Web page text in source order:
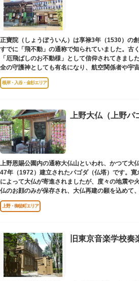
子規が病室兼書斎にしていた「病牀六尺の間」な
暮らしだけでなく創作の様子を偲ぶことができま
ィア団体により大切に維持・保存されています。
正寶院（しょうぼういん）は享禄3年（1530）の
すでに「飛不動」の通称で知られていました。古
「厄飛ばしのお不動様」として信仰されてきまし
全の守護神としても有名になり、航空関係者や宇
多く参拝に訪れます。
根岸・入谷・金杉エリア
上野大仏（上野パ
上野恩賜公園内の通称大仏山といわれ、かつて大
47年（1972）建立されたパゴダ（仏塔）です。
によって大仏が寄進されましたが、度々の地震や
仏のお顔のみが保存され、大仏再建の願を込めて
ゴダが建てられました。
上野・御徒町エリア
旧東京音楽学校奏